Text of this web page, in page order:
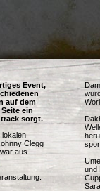
Event,
auf dem
ein
sorgt.
Clegg
war aus
und